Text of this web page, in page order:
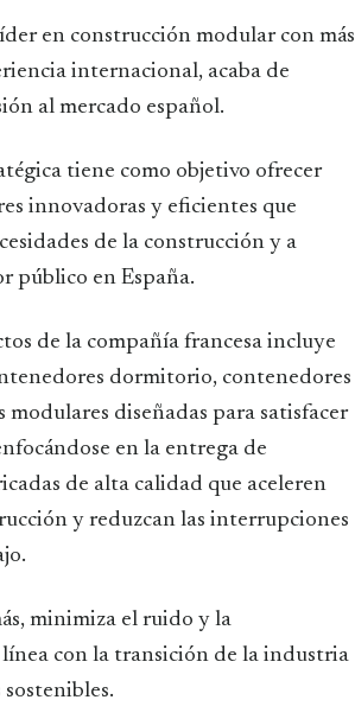
en construcción modular con más
internacional, acaba de
al mercado español.
tiene como objetivo ofrecer
innovadoras y eficientes que
de la construcción y a
público en España.
de la compañía francesa incluye
dormitorio, contenedores
modulares diseñadas para satisfacer
en la entrega de
de alta calidad que aceleren
y reduzcan las interrupciones
minimiza el ruido y la
con la transición de la industria
sostenibles.